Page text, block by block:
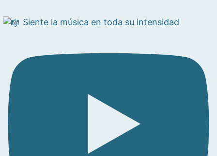
Siente la música en toda su intensidad